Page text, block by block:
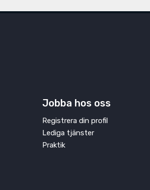
Jobba hos oss
Registrera din profil
Lediga tjänster
Praktik